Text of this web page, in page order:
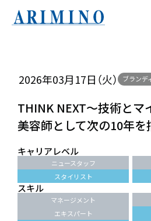
2026年03月17日（火） ブランデ
THINK NEXT～技術とマ
美容師として次の10年
キャリアレベル
ニュースタッフ
スタイリスト
スキル
マネージメント
エキスパート